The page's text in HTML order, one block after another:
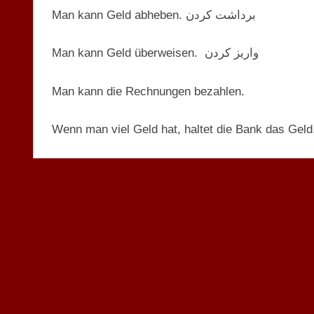
Man kann Geld abheben. برداشت کردن
Man kann Geld überweisen. واریز کردن
Man kann die Rechnungen bezahlen.
Wenn man viel Geld hat, haltet die Bank das